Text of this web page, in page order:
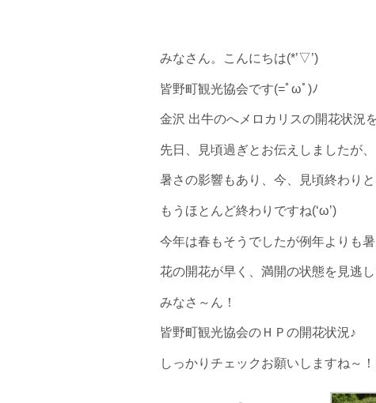
みなさん。こんにちは(*’▽’)
皆野町観光協会です(=ﾟωﾟ)ﾉ
金沢 出牛のへメロカリスの開花状況
先日、見頃過ぎとお伝えしましたが、
暑さの影響もあり、今、見頃終わりと
もうほとんど終わりですね(‘ω’)
今年は春もそうでしたが例年よりも暑
花の開花が早く、満開の状態を見逃
みなさ～ん！
皆野町観光協会のＨＰの開花状況♪
しっかりチェックお願いしますね～！